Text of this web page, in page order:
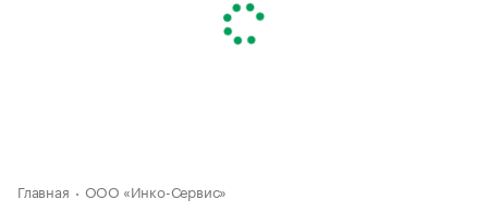
Главная ООО «Инко-Сервис»